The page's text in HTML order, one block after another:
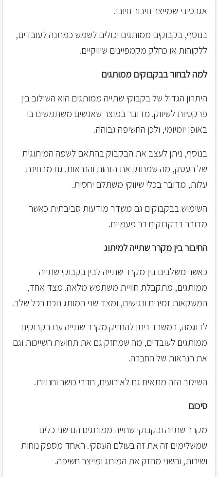
אגרסיבי שמייצר חיבור חיובי.
בנוסף, בקבוקים ממותגים יכולים לשמש כמתנה לעובדים,
ללקוחות או כחלק מקמפיינים שיווקיים.
למה לבחור בבקבוקים ממותגים
היתרון הגדול של בקבוקי שתייה ממותגים הוא השילוב בין
פרקטיות לשיווק. מדובר במוצר שאנשים משתמשים בו
באופן יומיומי, ולכן החשיפה גבוהה.
בנוסף, ניתן לעצב את הבקבוק בהתאם לשפה המיתוגית
של העסק, מה שמחזק את הזהות והנראות. גם מבחינת
עלות, מדובר בכלי שיווקי משתלם יחסית.
השימוש בבקבוקים גם משדר מודעות סביבתית כאשר
מדובר בבקבוקים רב פעמיים.
החיבור בין מקרר שתייה למיתוג
כאשר משלבים בין מקרר שתייה לבין בקבוקי שתייה
ממותגים, מתקבלת חוויית משתמש מלאה. מצד אחד,
המשקאות זמינים ונגישים, ומצד שני המותג נוכח בכל שלב.
לדוגמה, במשרד ניתן להחזיק מקרר שתייה עם בקבוקים
ממותגים לעובדים, מה שמחזק גם את תחושת השייכות וגם
את הנראות של החברה.
השילוב הזה מתאים גם לאירועים, חדרי כושר וחנויות.
סיכום
מקרר שתייה ובקבוקי שתייה ממותגים הם שני כלים
שמשלימים זה את זה בעולם העסקי. האחד מספק נוחות
ושירות, והשני מחזק את המותג ומייצר חשיפה.